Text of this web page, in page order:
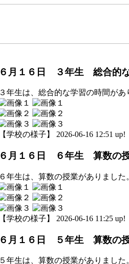
６月１６日 ３年生 総合的
３年生は、総合的な学習の時間が
【学校の様子】 2026-06-16 12:51 up!
６月１６日 ６年生 算数の
６年生は、算数の授業がありまし
【学校の様子】 2026-06-16 11:25 up!
６月１６日 ５年生 算数の
５年生は、算数の授業がありまし